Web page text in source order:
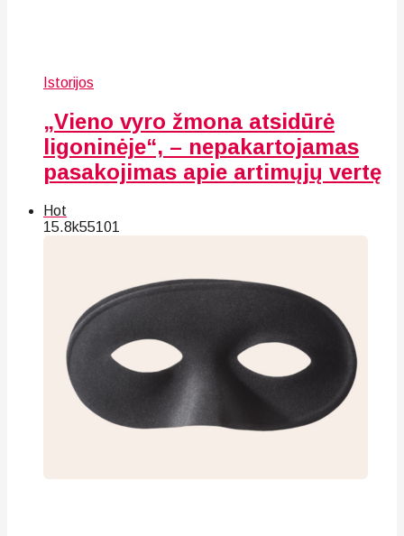
Istorijos
„Vieno vyro žmona atsidūrė
ligoninėje“, – nepakartojamas
pasakojimas apie artimųjų vertę
Hot
15.8k55101